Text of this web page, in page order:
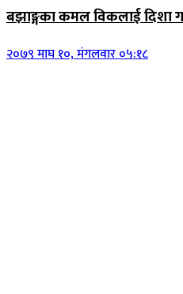
बझाङ्गका कमल विकलाई दिशा
२०७९ माघ १०, मंगलवार ०५:१८